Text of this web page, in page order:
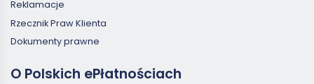
Reklamacje
Rzecznik Praw Klienta
Dokumenty prawne
O Polskich ePłatnościach